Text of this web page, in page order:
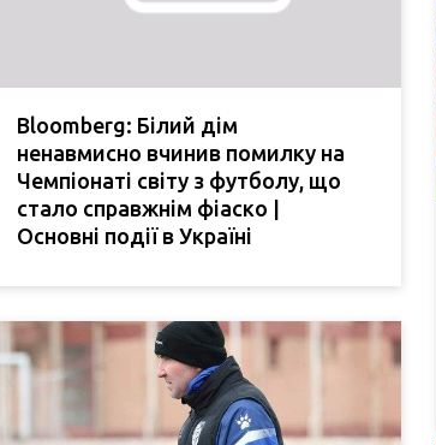
Bloomberg: Білий дім
ненавмисно вчинив помилку на
Чемпіонаті світу з футболу, що
стало справжнім фіаско |
Основні події в Україні